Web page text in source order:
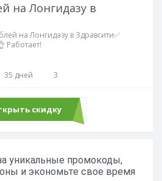
на Лонгидазу в
на Лонгидазу в Здравсити✅
Работает!
35 дней 3
скидку
уникальные промокоды,
и экономьте свое время